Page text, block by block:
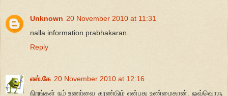
Unknown 20 November 2010 at 11:31
nalla information prabhakaran..
Reply
எஸ்.கே 20 November 2010 at 12:16
நிறங்கள் நம் உணர்வை தூண்டும் என்பது உண்மைதான். ஒவ்வொரு